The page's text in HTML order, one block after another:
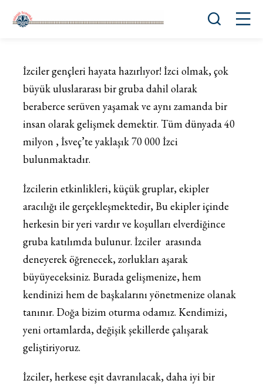
Öppna
İzciler gençleri hayata hazırlıyor! İzci olmak, çok
büyük uluslararası bir gruba dahil olarak
beraberce serüven yaşamak ve aynı zamanda bir
insan olarak gelişmek demektir. Tüm dünyada 40
milyon , İsveç’te yaklaşık 70 000 İzci
bulunmaktadır.
İzcilerin etkinlikleri, küçük gruplar, ekipler
aracılığı ile gerçekleşmektedir, Bu ekipler içinde
herkesin bir yeri vardır ve koşulları elverdiğince
gruba katılımda bulunur. İzciler arasında
deneyerek öğrenecek, zorlukları aşarak
büyüyeceksiniz. Burada gelişmenize, hem
kendinizi hem de başkalarını yönetmenize olanak
tanınır. Doğa bizim oturma odamız. Kendimizi,
yeni ortamlarda, değişik şekillerde çalışarak
geliştiriyoruz.
İzciler, herkese eşit davranılacak, daha iyi bir